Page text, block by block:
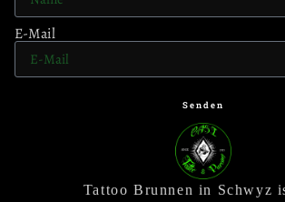
E-Mail
Senden
Tattoo Brunnen in Schwyz